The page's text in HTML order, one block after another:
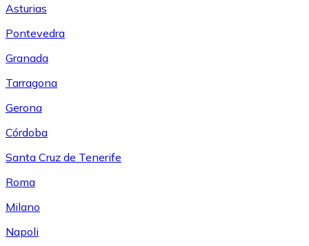
Asturias
Pontevedra
Granada
Tarragona
Gerona
Córdoba
Santa Cruz de Tenerife
Roma
Milano
Napoli